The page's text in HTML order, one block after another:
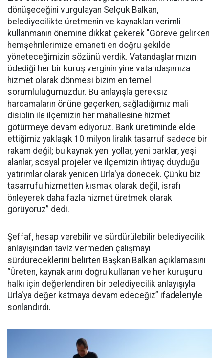
dönüşeceğini vurgulayan Selçuk Balkan,
belediyecilikte üretmenin ve kaynakları verimli
kullanmanın önemine dikkat çekerek "Göreve gelirken
hemşehrilerimize emaneti en doğru şekilde
yöneteceğimizin sözünü verdik. Vatandaşlarımızın
ödediği her bir kuruş verginin yine vatandaşımıza
hizmet olarak dönmesi bizim en temel
sorumluluğumuzdur. Bu anlayışla gereksiz
harcamaların önüne geçerken, sağladığımız mali
disiplin ile ilçemizin her mahallesine hizmet
götürmeye devam ediyoruz. Bank üretiminde elde
ettiğimiz yaklaşık 10 milyon liralık tasarruf sadece bir
rakam değil; bu kaynak yeni yollar, yeni parklar, yeşil
alanlar, sosyal projeler ve ilçemizin ihtiyaç duyduğu
yatırımlar olarak yeniden Urla'ya dönecek. Çünkü biz
tasarrufu hizmetten kısmak olarak değil, israfı
önleyerek daha fazla hizmet üretmek olarak
görüyoruz” dedi.
Şeffaf, hesap verebilir ve sürdürülebilir belediyecilik
anlayışından taviz vermeden çalışmayı
sürdüreceklerini belirten Başkan Balkan açıklamasını
“Üreten, kaynaklarını doğru kullanan ve her kuruşunu
halkı için değerlendiren bir belediyecilik anlayışıyla
Urla'ya değer katmaya devam edeceğiz” ifadeleriyle
sonlandırdı.